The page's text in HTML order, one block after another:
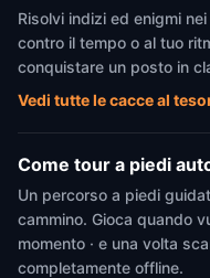
Risolvi indizi ed enigmi
contro il tempo o al tuo
conquistare un posto in
Vedi tutte le cacce al
Come tour a piedi
Un percorso a piedi
cammino. Gioca quando
momento · e una volta
completamente offline.